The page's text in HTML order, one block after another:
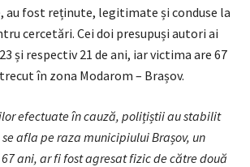
au fost reținute, legitimate și conduse la
cercetări. Cei doi presupuși autori ai
și respectiv 21 de ani, iar victima are 67
în zona Modarom – Brașov.
efectuate în cauză, polițiștii au stabilit
afla pe raza municipiului Brașov, un
ani, ar fi fost agresat fizic de către două